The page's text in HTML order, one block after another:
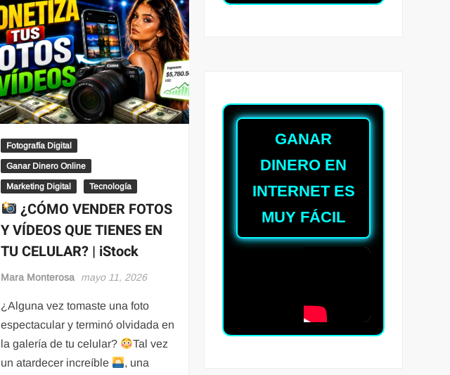
Fotografía Digital
Ganar Dinero Online
Marketing Digital Tecnología
¿CÓMO VENDER FOTOS
Y VÍDEOS QUE TIENES EN
TU CELULAR? | iStock
Mara Monterosa mayo 11, 2026
¿Alguna vez tomaste una foto
espectacular y terminó olvidada en
la galería de tu celular?
Tal vez
un atardecer increíble
, una
GANAR
DINERO EN
INTERNET ES
MUY FÁCIL